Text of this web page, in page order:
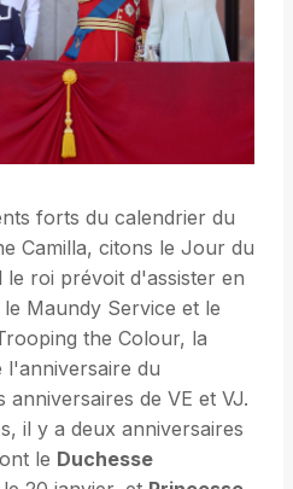
forts du calendrier du
Camilla, citons le Jour du
le roi prévoit d'assister en
Maundy Service et le
the Colour, la
l'anniversaire du
de VE et VJ.
il y a deux anniversaires
le Duchesse